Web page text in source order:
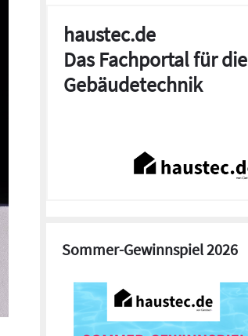
haustec.de
Das Fachportal für die
Gebäudetechnik
Sommer-Gewinnspiel 2026